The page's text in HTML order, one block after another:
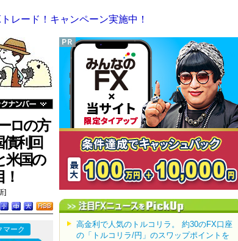
レード！キャンペーン実施中！
ロの方
利回
米国の
]
マーク
高金利で人気のトルコリラ。 約30のFX口座
の「トルコリラ/円」のスワップポイントを